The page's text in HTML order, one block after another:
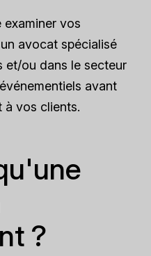
examiner vos
avocat spécialisé
et/ou dans le secteur
avant
vos clients.
?